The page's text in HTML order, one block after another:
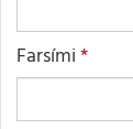
Farsími